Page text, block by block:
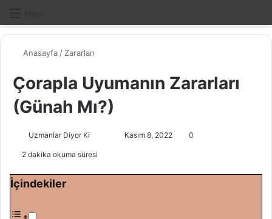
Anasayfa / Zararları
Çorapla Uyumanın Zararları
(Günah Mı?)
Uzmanlar Diyor Ki Kasım 8, 2022 0
2 dakika okuma süresi
İçindekiler